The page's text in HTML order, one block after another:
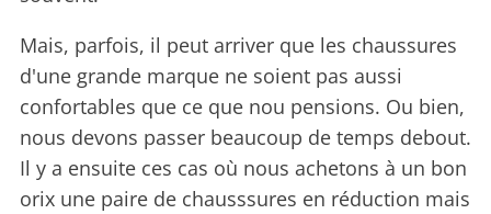
Mais, parfois, il peut arriver que les chaussures
d'une grande marque ne soient pas aussi
confortables que ce que nou pensions. Ou bien,
nous devons passer beaucoup de temps debout.
Il y a ensuite ces cas où nous achetons à un bon
orix une paire de chausssures en réduction mais